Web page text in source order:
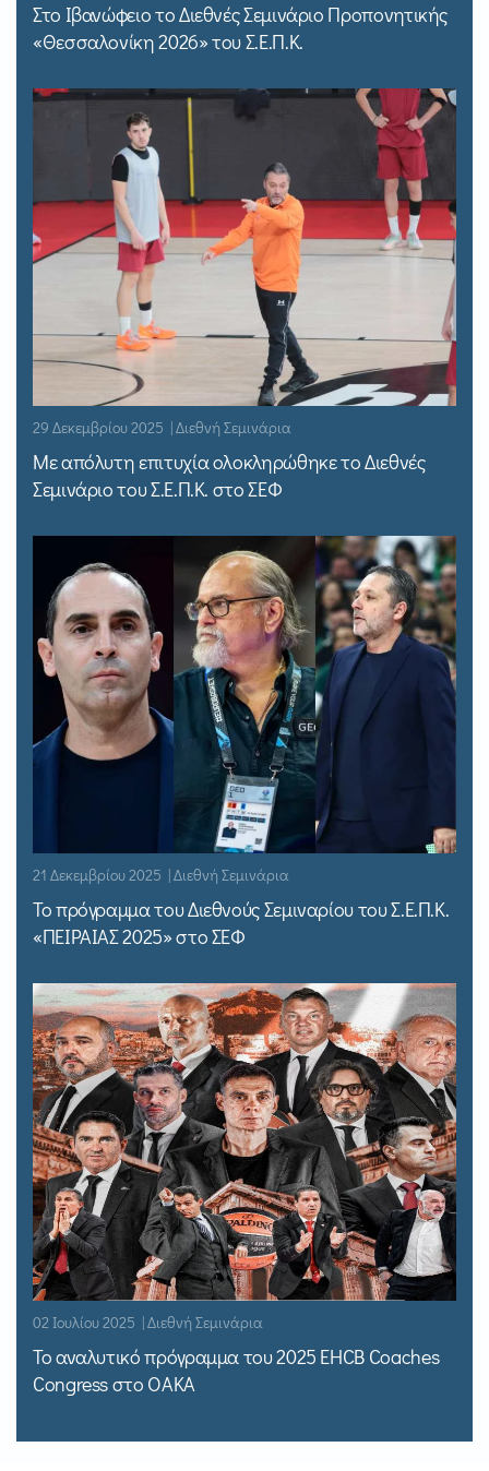
Στο Ιβανώφειο το Διεθνές Σεμινάριο Προπονητικής
«Θεσσαλονίκη 2026» του Σ.Ε.Π.Κ.
29 Δεκεμβρίου 2025 | Διεθνή Σεμινάρια
Με απόλυτη επιτυχία ολοκληρώθηκε το Διεθνές
Σεμινάριο του Σ.Ε.Π.Κ. στο ΣΕΦ
21 Δεκεμβρίου 2025 | Διεθνή Σεμινάρια
Το πρόγραμμα του Διεθνούς Σεμιναρίου του Σ.Ε.Π.Κ.
«ΠΕΙΡΑΙΑΣ 2025» στο ΣΕΦ
02 Ιουλίου 2025 | Διεθνή Σεμινάρια
Το αναλυτικό πρόγραμμα του 2025 EHCB Coaches
Congress στο ΟΑΚΑ